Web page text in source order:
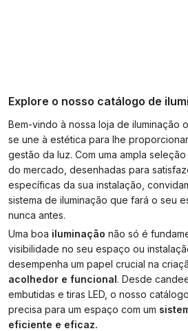
Explore o nosso catálogo de
Bem-vindo à nossa loja de iluminação
se une à estética para lhe
gestão da luz. Com uma ampla
do mercado, desenhadas para
específicas da sua instalação,
sistema de iluminação que fará o seu
nunca antes.
Uma boa iluminação não só é
visibilidade no seu espaço ou
desempenha um papel crucial na
acolhedor e funcional. Desde
embutidas e tiras LED, o nosso
precisa para um espaço com um
eficiente e eficaz.